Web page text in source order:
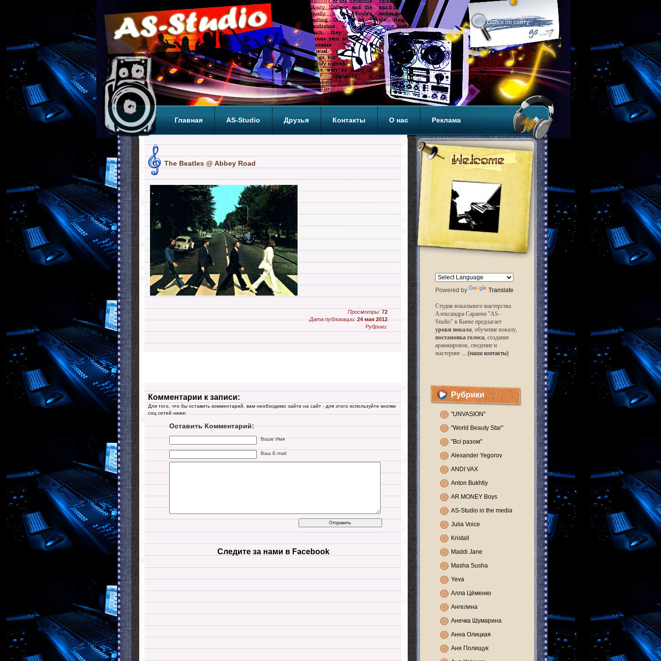
Главная AS-Studio Друзья Контакты О нас Реклама
The Beatles @ Abbey Road
Просмотры: 72
Дата публикации: 24 мая 2012
Рубрики:
Комментарии к записи:
Для того, что бы оставить комментарий, вам необходимо зайти на сайт - для этого используйте кнопки
соц сетей ниже:
Оставить Комментарий:
Ваше Имя
Ваш E-mail
Следите за нами в Facebook
Powered by Translate
Студия вокального мастерства
Александра Саранчи "AS-
Studio" в Киеве предлагает
уроки вокала, обучение вокалу,
постановка голоса, создание
аранжировок, сведение и
мастеринг ... (наши контакты)
Рубрики
"UNVASION"
"World Beauty Star"
"Всі разом"
Alexander Yegorov
ANDI VAX
Anton Bukhtiy
AR.MONEY Boys
AS-Studio in the media
Julia Voice
Kristall
Maddi Jane
Masha Susha
Yeva
Алла Цёменко
Ангелина
Анечка Шумарина
Анна Олицкая
Аня Полищук